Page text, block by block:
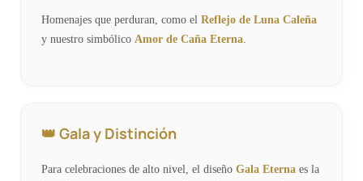
Homenajes que perduran, como el Reflejo de Luna Caleña
y nuestro simbólico Amor de Caña Eterna
👑 Gala y Distinción
Para celebraciones de alto nivel, el diseño Gala Eterna es la